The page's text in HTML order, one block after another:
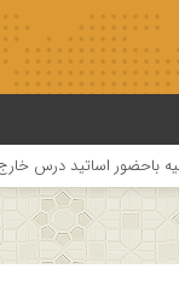
اساتید درس خارج کلام و